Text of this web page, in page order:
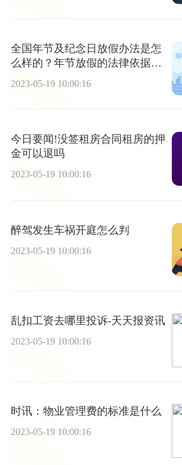
全国年节及纪念日放假办法是怎
么样的？年节放假的法律依据是
2023-05-19 10:00:16
今日要闻!没签租房合同租房的押
金可以退吗
2023-05-19 10:00:16
醉驾发生车祸开庭怎么判
2023-05-19 10:00:16
乱扣工资去哪里投诉-天天报资讯
2023-05-19 10:00:16
时讯：物业管理费的标准是什么
2023-05-19 10:00:16